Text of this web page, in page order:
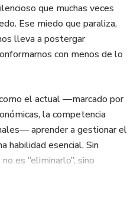
que muchas veces
Ese miedo que paraliza,
lleva a postergar
con menos de lo
el actual —marcado por
la competencia
aprender a gestionar el
habilidad esencial. Sin
es “eliminarlo”, sino